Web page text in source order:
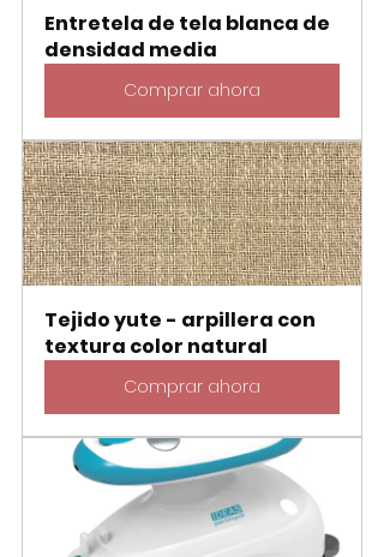
Entretela de tela blanca de
densidad media
Comprar ahora
Tejido yute - arpillera con
textura color natural
Comprar ahora